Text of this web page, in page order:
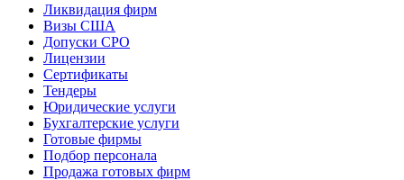
Ликвидация фирм
Визы США
Допуски СРО
Лицензии
Сертификаты
Тендеры
Юридические услуги
Бухгалтерские услуги
Готовые фирмы
Подбор персонала
Продажа готовых фирм